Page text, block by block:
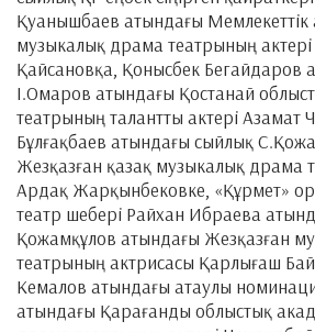
Қуанышбаев атындағы Мемлекеттік
музыкалық драма театрының
Қайсановқа, Қонысбек Бегайдаров
І.Омаров атындағы Қостанай
театрының талантты актері Азамат
Бұлғақбаев атындағы сыйлық
Жезқазған қазақ музыкалық драма
Ардақ Жарқынбековке, «Құрмет»
театр шебері Райхан Ибраева
Қожамқұлов атындағы Жезқазған
театрының актрисасы Қарлығаш
Кемалов атындағы атаулы
атындағы Қарағанды облыстық